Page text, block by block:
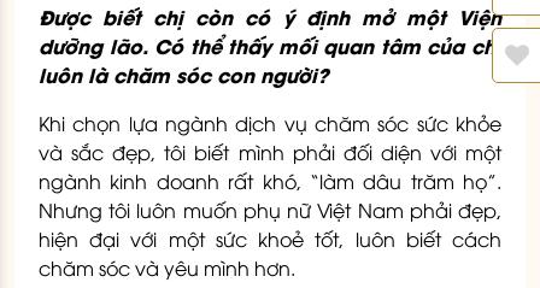
Được biết chị còn có ý định mở một Viện
dưỡng lão. Có thể thấy mối quan tâm của chị
luôn là chăm sóc con người?
Khi chọn lựa ngành dịch vụ chăm sóc sức khỏe
và sắc đẹp, tôi biết mình phải đối diện với một
ngành kinh doanh rất khó, “làm dâu trăm họ”.
Nhưng tôi luôn muốn phụ nữ Việt Nam phải đẹp,
hiện đại với một sức khoẻ tốt, luôn biết cách
chăm sóc và yêu mình hơn.